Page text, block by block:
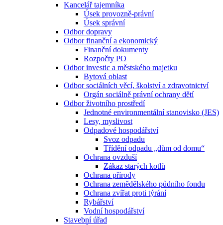
Kancelář tajemníka
Úsek provozně-právní
Úsek správní
Odbor dopravy
Odbor finanční a ekonomický
Finanční dokumenty
Rozpočty PO
Odbor investic a městského majetku
Bytová oblast
Odbor sociálních věcí, školství a zdravotnictví
Orgán sociálně právní ochrany dětí
Odbor životního prostředí
Jednotné environmentální stanovisko (JES)
Lesy, myslivost
Odpadové hospodářství
Svoz odpadu
Třídění odpadu „dům od domu“
Ochrana ovzduší
Zákaz starých kotlů
Ochrana přírody
Ochrana zemědělského půdního fondu
Ochrana zvířat proti týrání
Rybářství
Vodní hospodářství
Stavební úřad